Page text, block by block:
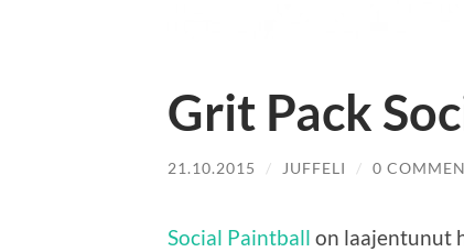
Grit Pack
21.10.2015 / JUFFELI / 0
Social Paintball on laajentunut